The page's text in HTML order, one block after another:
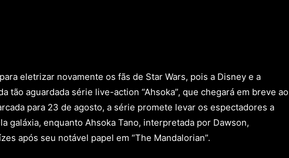
eletrizar novamente os fãs de Star Wars, pois a Disney e a
tão aguardada série live-action “Ahsoka”, que chegará em breve ao
para 23 de agosto, a série promete levar os espectadores a
galáxia, enquanto Ahsoka Tano, interpretada por Dawson,
após seu notável papel em “The Mandalorian”.